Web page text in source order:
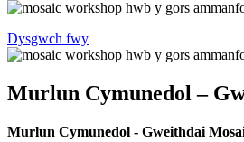
Dysgwch fwy
Murlun Cymunedol –
Murlun Cymunedol - Gweithdai